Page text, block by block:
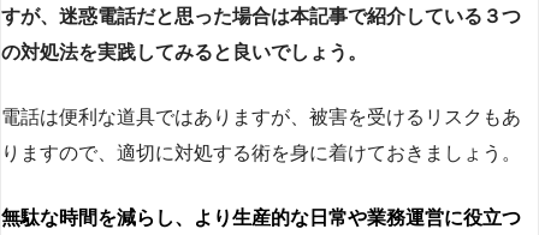
すが、迷惑電話だと思った場合は本記事で紹介している３つ
の対処法を実践してみると良いでしょう。
電話は便利な道具ではありますが、被害を受けるリスクもあ
りますので、適切に対処する術を身に着けておきましょう。
無駄な時間を減らし、より生産的な日常や業務運営に役立つ